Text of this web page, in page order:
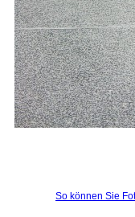
So können Sie